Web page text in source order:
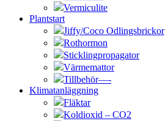
Vermiculite
Plantstart
Jiffy/Coco Odlingsbrickor
Rothormon
Sticklingpropagator
Värmemattor
Tillbehör—-
Klimatanläggning
Fläktar
Koldioxid – CO2